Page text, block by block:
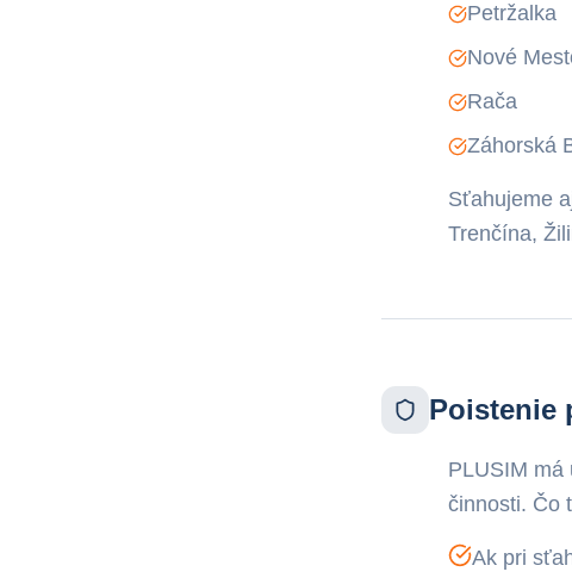
Petržalka
Nové
Rača
Záhorská
Sťahujeme
Trenčína,
Poistenie
PLUSIM má
činnosti. Čo
Ak pri